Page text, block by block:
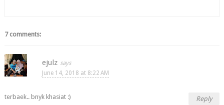
7 comments:
ejulz
June 14, 2018 at 8:22 AM
terbaek.. bnyk khasiat :) Reply